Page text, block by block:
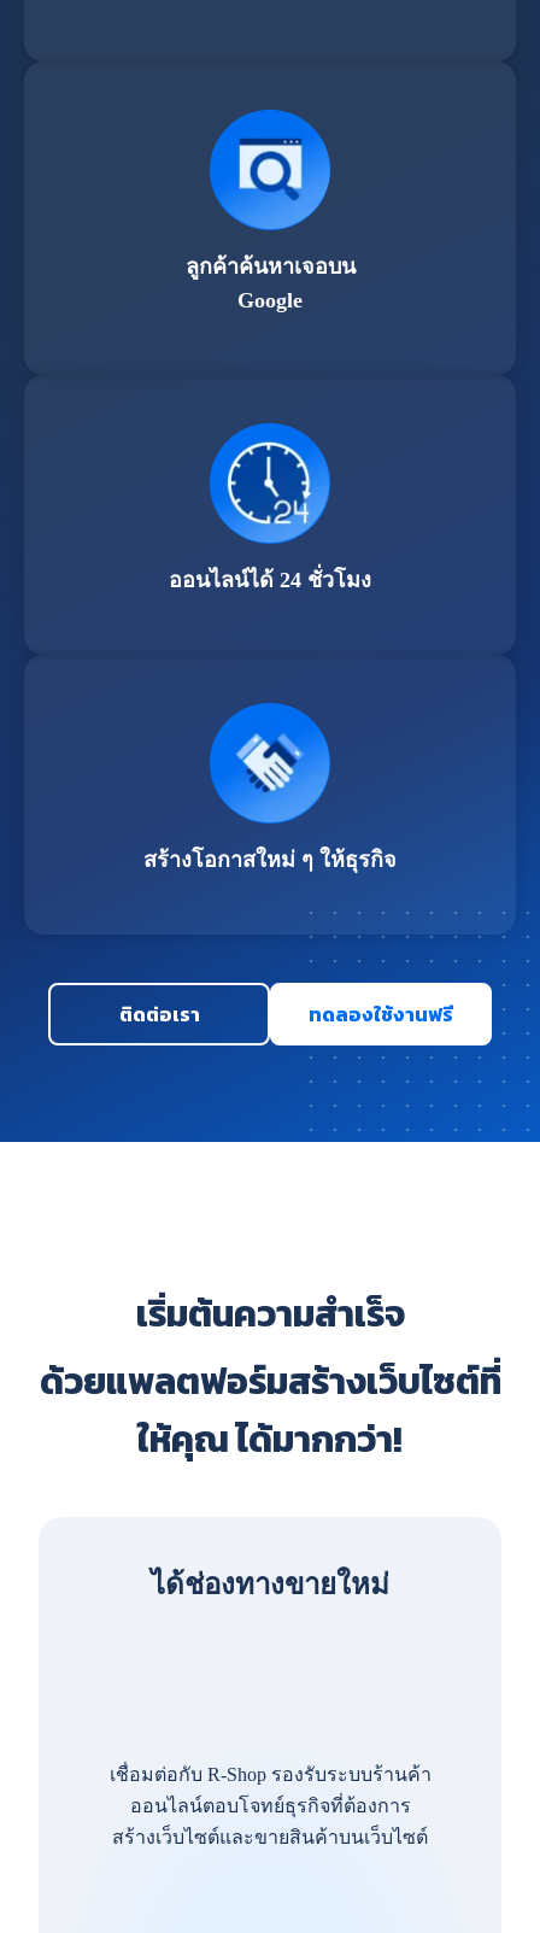
ลูกค้าค้นหาเจอบน
Google
ออนไลน์ได้ 24 ชั่วโมง
สร้างโอกาสใหม่ ๆ ให้ธุรกิจ
ติดต่อเรา ทดลองใช้งานฟรี
เริ่มต้นความสำเร็จ
ด้วยแพลตฟอร์มสร้างเว็บไซต์ที่
ให้คุณ ได้มากกว่า!
ได้ช่องทางขายใหม่
เชื่อมต่อกับ R-Shop รองรับระบบร้านค้า
ออนไลน์ตอบโจทย์ธุรกิจที่ต้องการ
สร้างเว็บไซต์และขายสินค้าบนเว็บไซต์